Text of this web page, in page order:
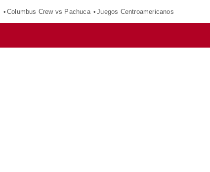
Columbus Crew vs Pachuca Juegos Centroamericanos